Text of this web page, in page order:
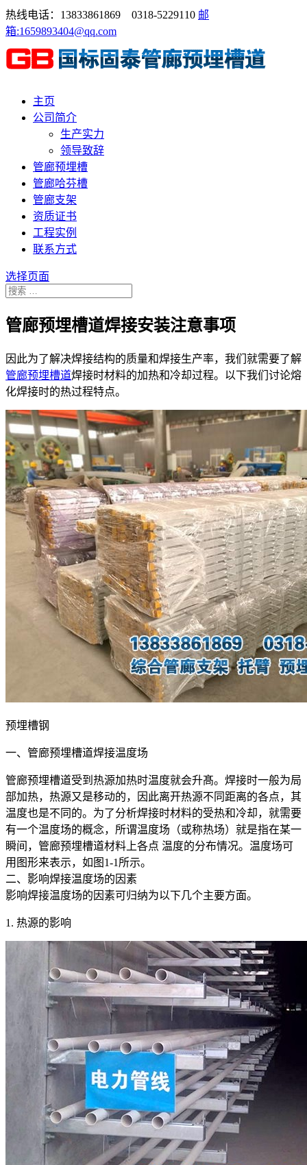
热线电话：13833861869 0318-5229110 邮
箱:1659893404@qq.com
主页
公司简介
生产实力
领导致辞
管廊预埋槽
管廊哈芬槽
管廊支架
资质证书
工程实例
联系方式
选择页面
管廊预埋槽道焊接安装注意事项
因此为了解决焊接结构的质量和焊接生产率，我们就需要了解
管廊预埋槽道焊接时材料的加热和冷却过程。以下我们讨论熔
化焊接时的热过程特点。
预埋槽钢
一、管廊预埋槽道焊接温度场
管廊预埋槽道受到热源加热时温度就会升髙。焊接时一般为局
部加热，热源又是移动的，因此离开热源不同距离的各点，其
温度也是不同的。为了分析焊接时材料的受热和冷却，就需要
有一个温度场的概念，所谓温度场（或称热场）就是指在某一
瞬间，管廊预埋槽道材料上各点 温度的分布情况。温度场可
用图形来表示，如图1-1所示。
二、影响焊接温度场的因素
影响焊接温度场的因素可归纳为以下几个主要方面。
1. 热源的影响